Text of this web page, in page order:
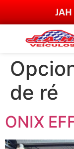
de ré
ONIX